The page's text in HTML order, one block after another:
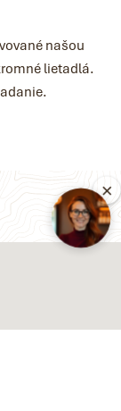
našou
lietadlá.
×